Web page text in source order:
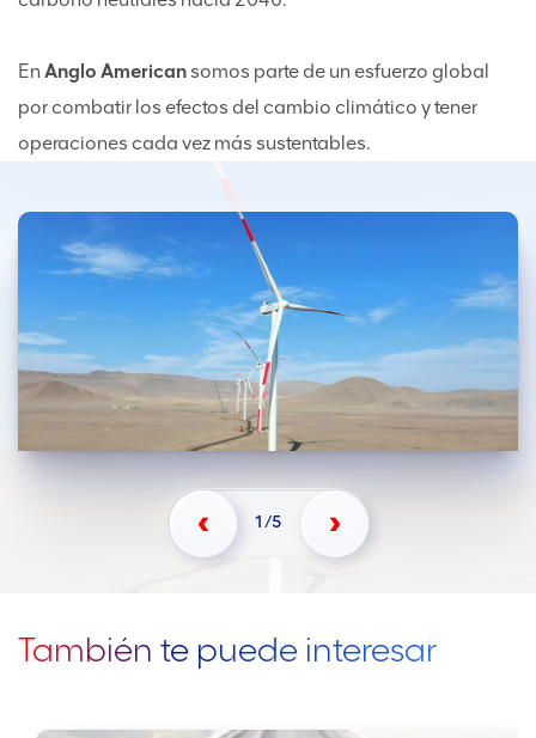
En Anglo Americansomos parte de un esfuerzo global
por combatir los efectos del cambio climático y tener
operaciones cada vez más sustentables.
Previo
1/5
Siguiente
También te puede interesar